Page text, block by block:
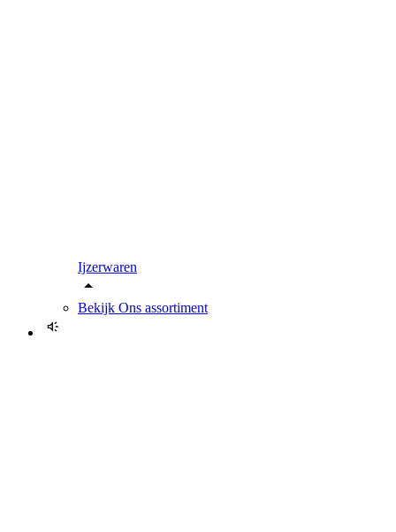
Ijzerwaren
Bekijk Ons assortiment